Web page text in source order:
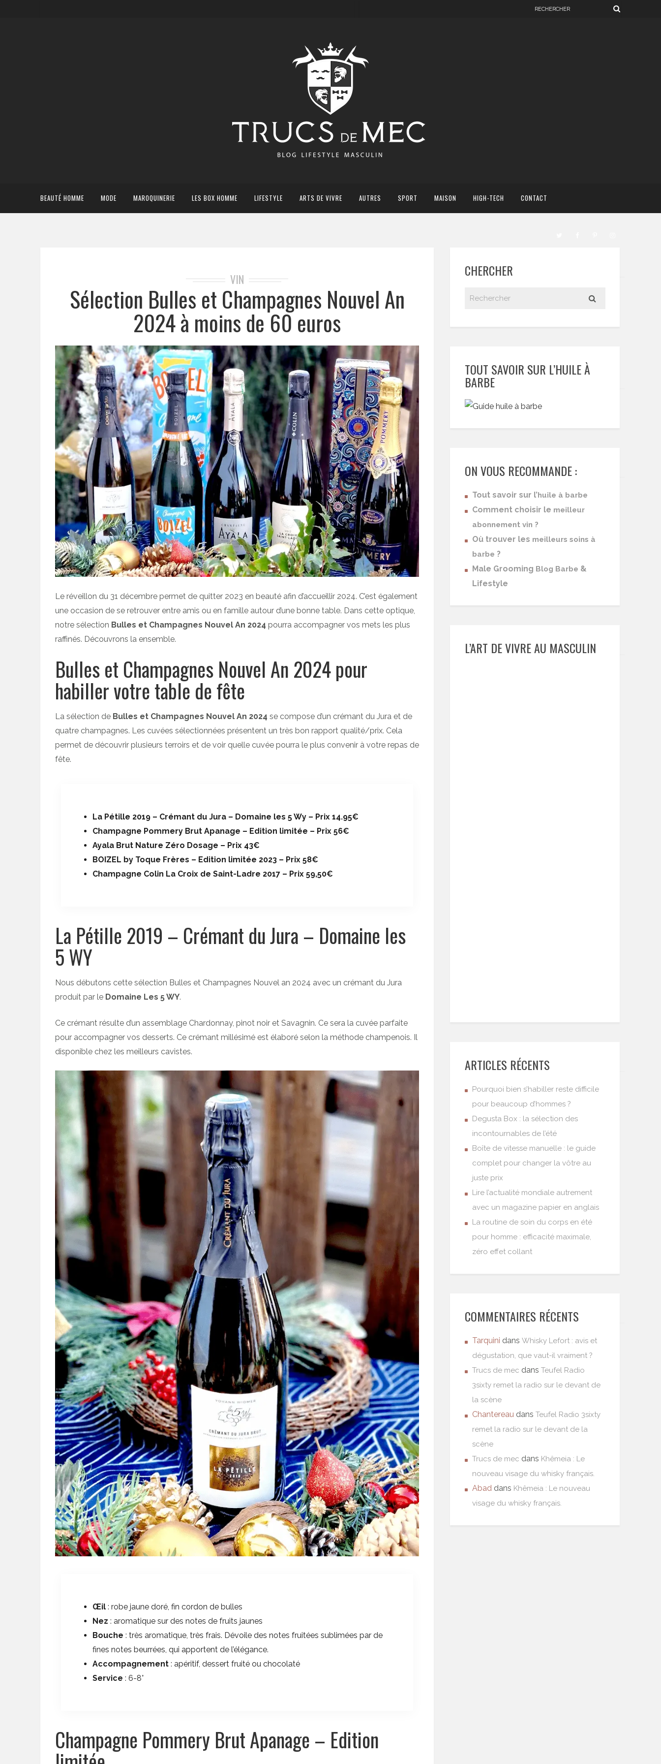
BEAUTÉ HOMME MODE MAROQUINERIE LES BOX HOMME LIFESTYLE ARTS DE VIVRE AUTRES SPORT MAISON HIGH-TECH CONTACT
VIN
Sélection Bulles et Champagnes Nouvel An
2024 à moins de 60 euros
Le réveillon du 31 décembre permet de quitter 2023 en beauté afin d’accueillir 2024. C’est également
une occasion de se retrouver entre amis ou en famille autour d’une bonne table. Dans cette optique,
notre sélection Bulles et Champagnes Nouvel An 2024 pourra accompagner vos mets les plus
raffinés. Découvrons la ensemble.
Bulles et Champagnes Nouvel An 2024 pour
habiller votre table de fête
La sélection de Bulles et Champagnes Nouvel An 2024 se compose d’un crémant du Jura et de
quatre champagnes. Les cuvées sélectionnées présentent un très bon rapport qualité/prix. Cela
permet de découvrir plusieurs terroirs et de voir quelle cuvée pourra le plus convenir à votre repas de
fête.
La Pétille 2019 – Crémant du Jura – Domaine les 5 Wy – Prix 14.95€
Champagne Pommery Brut Apanage – Edition limitée – Prix 56€
Ayala Brut Nature Zéro Dosage – Prix 43€
BOIZEL by Toque Frères – Edition limitée 2023 – Prix 58€
Champagne Colin La Croix de Saint-Ladre 2017 – Prix 59,50€
La Pétille 2019 – Crémant du Jura – Domaine les
5 WY
Nous débutons cette sélection Bulles et Champagnes Nouvel an 2024 avec un crémant du Jura
produit par le Domaine Les 5 WY.
Ce crémant résulte d’un assemblage Chardonnay, pinot noir et Savagnin. Ce sera la cuvée parfaite
pour accompagner vos desserts. Ce crémant millésimé est élaboré selon la méthode champenois. Il
disponible chez les meilleurs cavistes.
Œil : robe jaune doré, fin cordon de bulles
Nez : aromatique sur des notes de fruits jaunes
Bouche : très aromatique, très frais. Dévoile des notes fruitées sublimées par de
fines notes beurrées, qui apportent de l’élégance.
Accompagnement : apéritif, dessert fruité ou chocolaté
Service : 6-8°
Champagne Pommery Brut Apanage – Edition
CHERCHER
TOUT SAVOIR SUR L’HUILE À
BARBE
ON VOUS RECOMMANDE :
Tout savoir sur l’huile à barbe
Comment choisir le meilleur
abonnement vin ?
Où trouver les meilleurs soins à
barbe ?
Male Grooming Blog Barbe &
Lifestyle
L’ART DE VIVRE AU MASCULIN
ARTICLES RÉCENTS
Pourquoi bien s’habiller reste difficile
pour beaucoup d’hommes ?
Degusta Box : la sélection des
incontournables de l’été
Boîte de vitesse manuelle : le guide
complet pour changer la vôtre au
juste prix
Lire l’actualité mondiale autrement
avec un magazine papier en anglais
La routine de soin du corps en été
pour homme : efficacité maximale,
zéro effet collant
COMMENTAIRES RÉCENTS
Tarquini dans Whisky Lefort : avis et
dégustation, que vaut-il vraiment ?
Trucs de mec dans Teufel Radio
3sixty remet la radio sur le devant de
la scène
Chantereau dans Teufel Radio 3sixty
remet la radio sur le devant de la
scène
Trucs de mec dans Khêmeia : Le
nouveau visage du whisky français.
Abad dans Khêmeia : Le nouveau
visage du whisky français.